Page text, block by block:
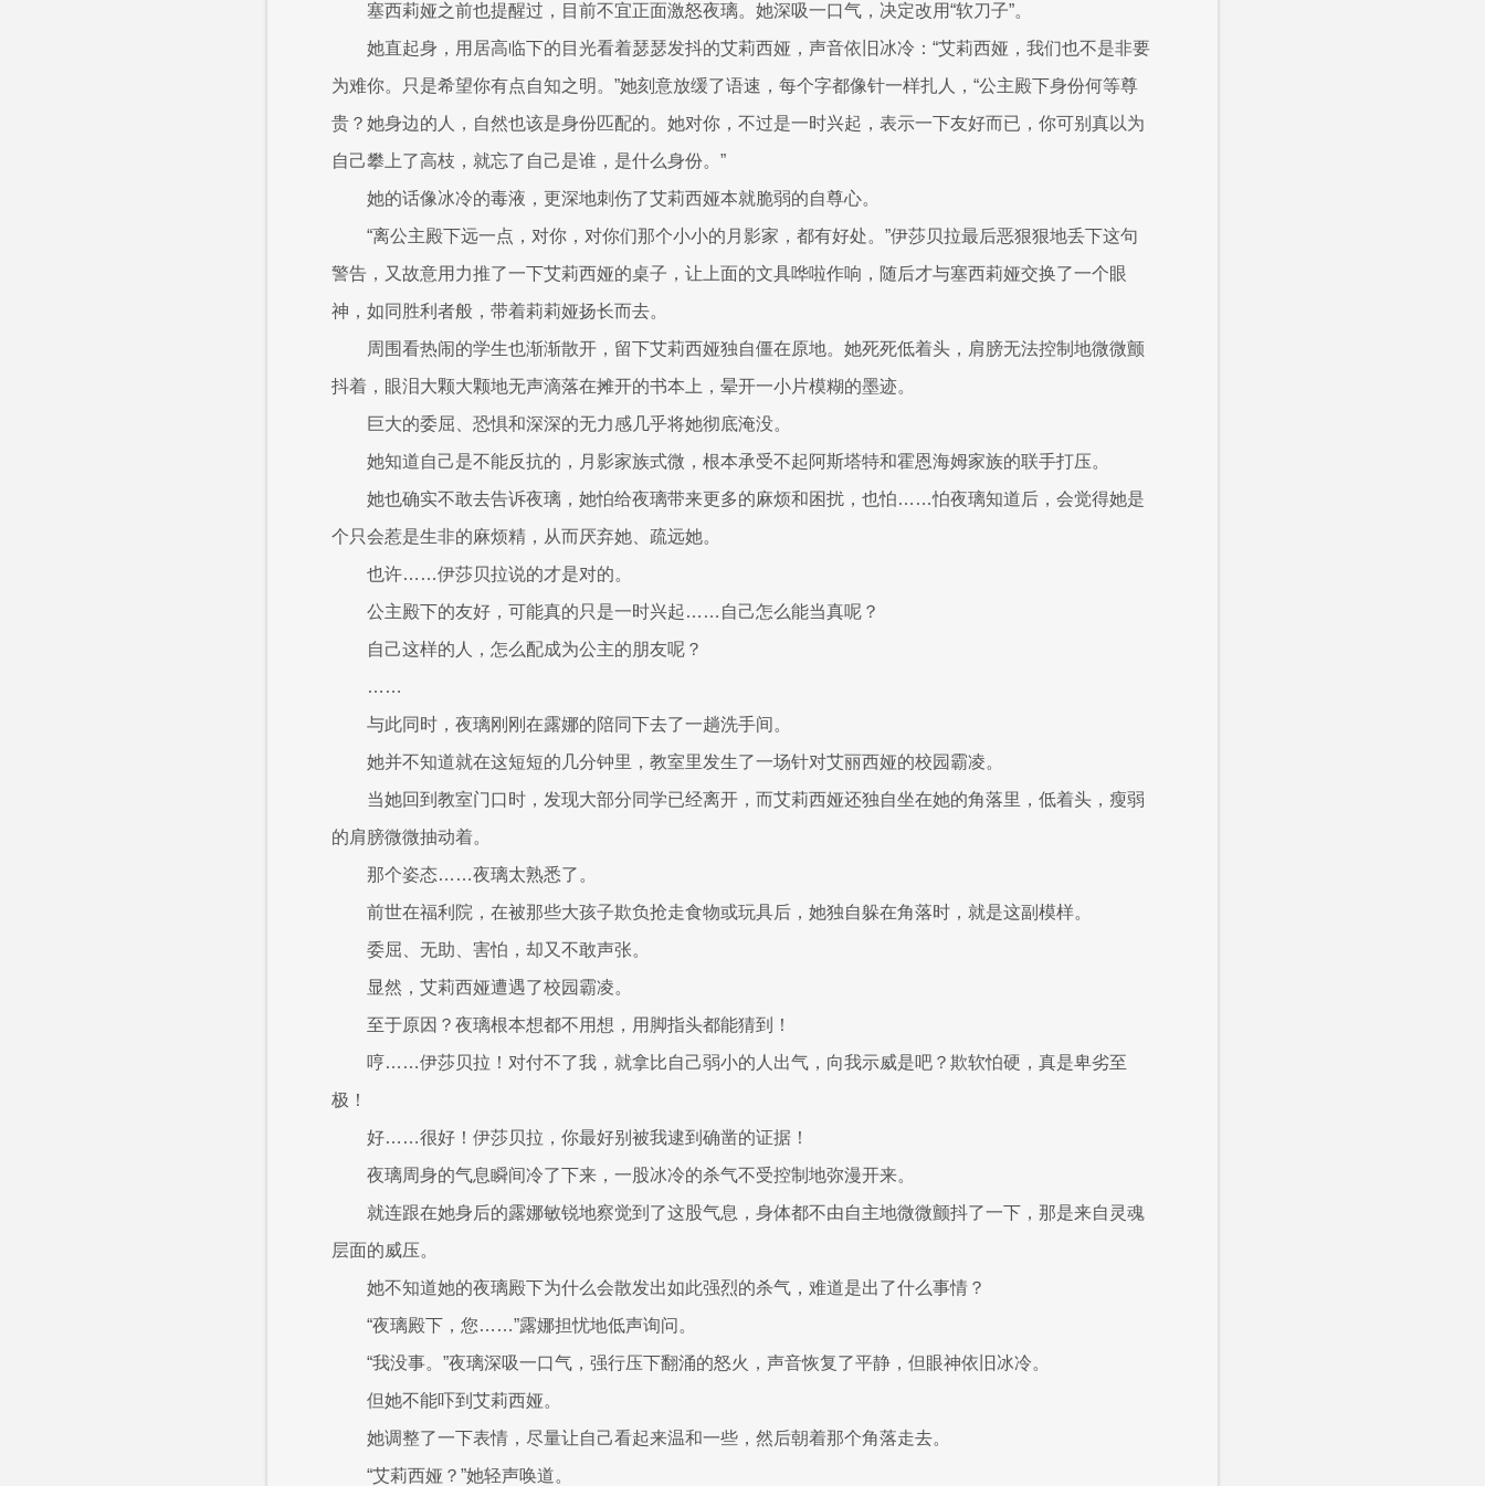
塞西莉娅之前也提醒过，目前不宜正面激怒夜璃。她深吸一口气，决定改用“软刀子”。
她直起身，用居高临下的目光看着瑟瑟发抖的艾莉西娅，声音依旧冰冷：“艾莉西娅，我们也不是非要
为难你。只是希望你有点自知之明。”她刻意放缓了语速，每个字都像针一样扎人，“公主殿下身份何等尊
贵？她身边的人，自然也该是身份匹配的。她对你，不过是一时兴起，表示一下友好而已，你可别真以为
自己攀上了高枝，就忘了自己是谁，是什么身份。”
她的话像冰冷的毒液，更深地刺伤了艾莉西娅本就脆弱的自尊心。
“离公主殿下远一点，对你，对你们那个小小的月影家，都有好处。”伊莎贝拉最后恶狠狠地丢下这句
警告，又故意用力推了一下艾莉西娅的桌子，让上面的文具哗啦作响，随后才与塞西莉娅交换了一个眼
神，如同胜利者般，带着莉莉娅扬长而去。
周围看热闹的学生也渐渐散开，留下艾莉西娅独自僵在原地。她死死低着头，肩膀无法控制地微微颤
抖着，眼泪大颗大颗地无声滴落在摊开的书本上，晕开一小片模糊的墨迹。
巨大的委屈、恐惧和深深的无力感几乎将她彻底淹没。
她知道自己是不能反抗的，月影家族式微，根本承受不起阿斯塔特和霍恩海姆家族的联手打压。
她也确实不敢去告诉夜璃，她怕给夜璃带来更多的麻烦和困扰，也怕……怕夜璃知道后，会觉得她是
个只会惹是生非的麻烦精，从而厌弃她、疏远她。
也许……伊莎贝拉说的才是对的。
公主殿下的友好，可能真的只是一时兴起……自己怎么能当真呢？
自己这样的人，怎么配成为公主的朋友呢？
……
与此同时，夜璃刚刚在露娜的陪同下去了一趟洗手间。
她并不知道就在这短短的几分钟里，教室里发生了一场针对艾丽西娅的校园霸凌。
当她回到教室门口时，发现大部分同学已经离开，而艾莉西娅还独自坐在她的角落里，低着头，瘦弱
的肩膀微微抽动着。
那个姿态……夜璃太熟悉了。
前世在福利院，在被那些大孩子欺负抢走食物或玩具后，她独自躲在角落时，就是这副模样。
委屈、无助、害怕，却又不敢声张。
显然，艾莉西娅遭遇了校园霸凌。
至于原因？夜璃根本想都不用想，用脚指头都能猜到！
哼……伊莎贝拉！对付不了我，就拿比自己弱小的人出气，向我示威是吧？欺软怕硬，真是卑劣至
极！
好……很好！伊莎贝拉，你最好别被我逮到确凿的证据！
夜璃周身的气息瞬间冷了下来，一股冰冷的杀气不受控制地弥漫开来。
就连跟在她身后的露娜敏锐地察觉到了这股气息，身体都不由自主地微微颤抖了一下，那是来自灵魂
层面的威压。
她不知道她的夜璃殿下为什么会散发出如此强烈的杀气，难道是出了什么事情？
“夜璃殿下，您……”露娜担忧地低声询问。
“我没事。”夜璃深吸一口气，强行压下翻涌的怒火，声音恢复了平静，但眼神依旧冰冷。
但她不能吓到艾莉西娅。
她调整了一下表情，尽量让自己看起来温和一些，然后朝着那个角落走去。
“艾莉西娅？”她轻声唤道。